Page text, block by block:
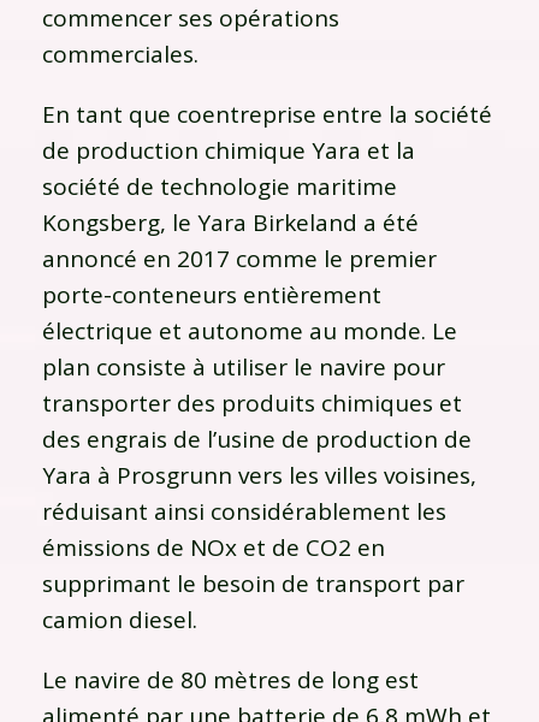
commencer ses opérations
commerciales.
En tant que coentreprise entre la société
de production chimique Yara et la
société de technologie maritime
Kongsberg, le Yara Birkeland a été
annoncé en 2017 comme le premier
porte-conteneurs entièrement
électrique et autonome au monde. Le
plan consiste à utiliser le navire pour
transporter des produits chimiques et
des engrais de l’usine de production de
Yara à Prosgrunn vers les villes voisines,
réduisant ainsi considérablement les
émissions de NOx et de CO2 en
supprimant le besoin de transport par
camion diesel.
Le navire de 80 mètres de long est
alimenté par une batterie de 6,8 mWh et